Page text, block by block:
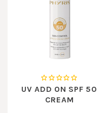
UV ADD ON SPF 50
CREAM